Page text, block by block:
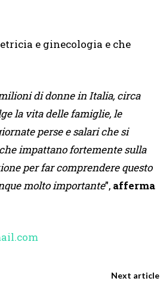
e ginecologia e che
di donne in Italia, circa
la vita delle famiglie, le
perse e salari che si
impattano fortemente sulla
per far comprendere questo
molto importante”, afferma
Next article